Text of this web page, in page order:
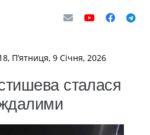
П’ятниця, 9 Січня, 2026
сталася